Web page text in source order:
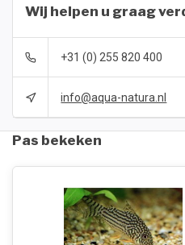
Wij helpen u graag
+31 (0) 255 820 400
info@aqua-natura.nl
Pas bekeken